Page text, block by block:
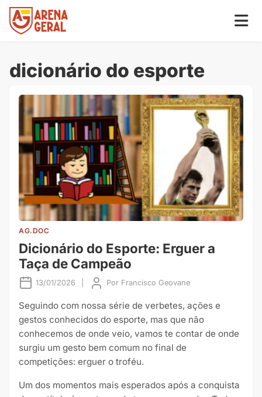
dicionário do esporte
AG.DOC
Dicionário do Esporte: Erguer a
Taça de Campeão
13/01/2026 Por Francisco Geovane
Seguindo com nossa série de verbetes, ações e
gestos conhecidos do esporte, mas que não
conhecemos de onde veio, vamos te contar de onde
surgiu um gesto bem comum no final de
competições: erguer o troféu.
Um dos momentos mais esperados após a conquista